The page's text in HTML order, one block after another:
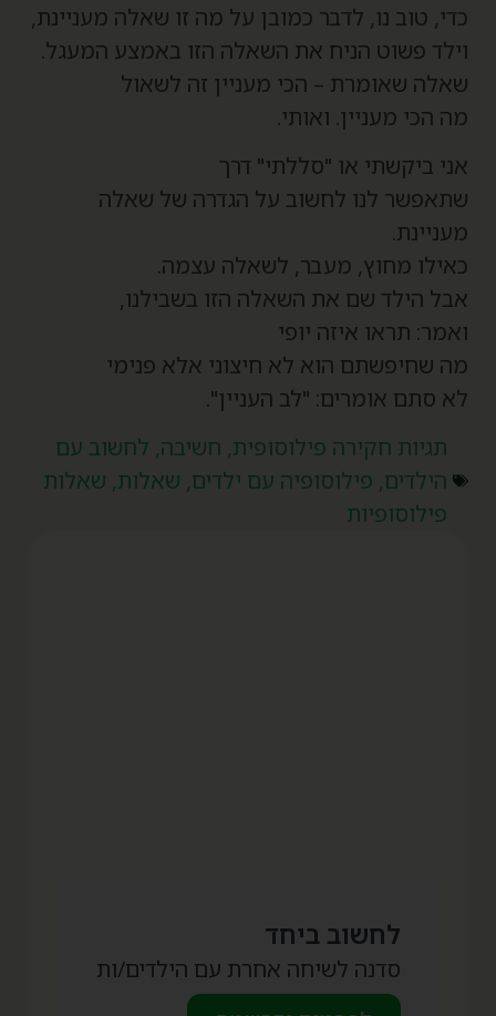
טוב נו, לדבר כמובן על מה זו שאלה מעניינת,
פשוט הניח את השאלה הזו באמצע המעגל.
שאומרת – הכי מעניין זה לשאול
הכי מעניין. ואותי.
ביקשתי או "סללתי" דרך
לנו לחשוב על הגדרה של שאלה
מחוץ, מעבר, לשאלה עצמה.
הילד שם את השאלה הזו בשבילנו,
תראו איזה יופי
שחיפשתם הוא לא חיצוני אלא פנימי
סתם אומרים: "לב העניין".
תגיות חקירה פילוסופית,חשיבה,לחשוב עם
הילדים,פילוסופיה עם ילדים,שאלות,שאלות
פילוסופיות
לחשוב ביחד
סדנה לשיחה אחרת עם הילדים/ות